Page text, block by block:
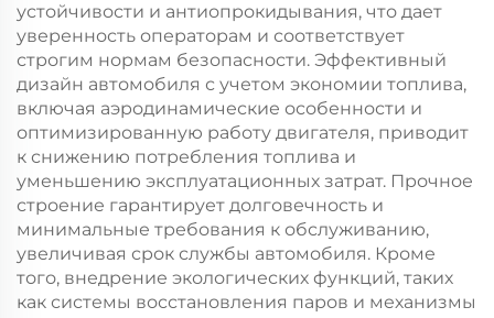
устойчивости и антиопрокидывания, что дает
уверенность операторам и соответствует
строгим нормам безопасности. Эффективный
дизайн автомобиля с учетом экономии топлива,
включая аэродинамические особенности и
оптимизированную работу двигателя, приводит
к снижению потребления топлива и
уменьшению эксплуатационных затрат. Прочное
строение гарантирует долговечность и
минимальные требования к обслуживанию,
увеличивая срок службы автомобиля. Кроме
того, внедрение экологических функций, таких
как системы восстановления паров и механизмы